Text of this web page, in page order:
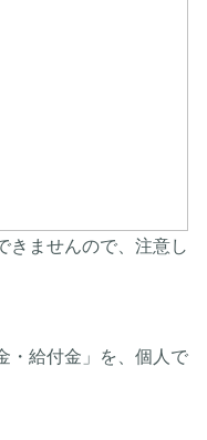
きませんので、注意し
・給付金」を、個人で